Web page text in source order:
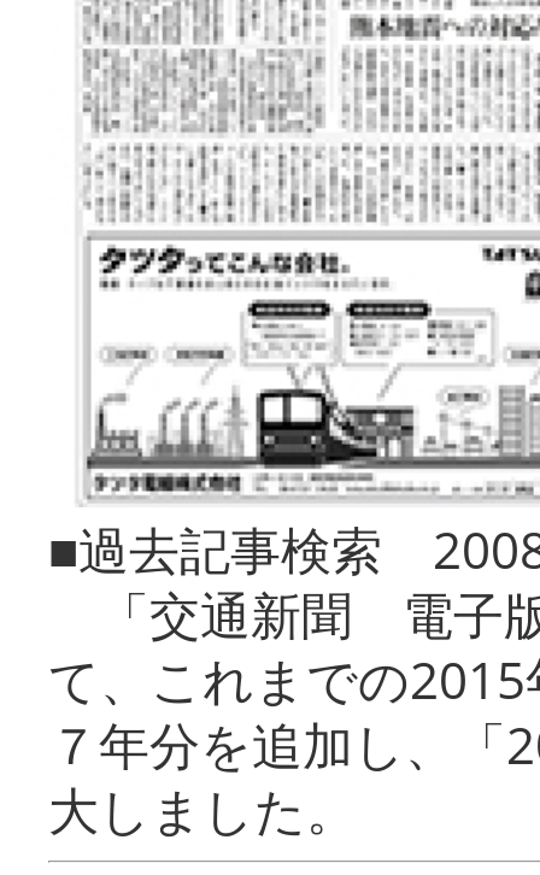
■過去記事検索
「交通新聞 電子
て、これまでの
７年分を追加し、「
大しまし